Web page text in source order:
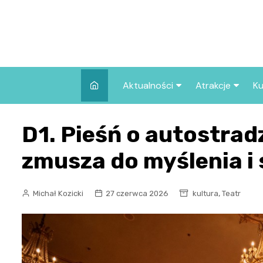
Aktualności
Wszystkie wpisy
Atrakcje
we Wrocławiu
Co warto
Wrocławiu?
D1. Pieśń o
zmusza do myślenia
Michał Kozicki 27 czerwca 2026 kultura, Teatr